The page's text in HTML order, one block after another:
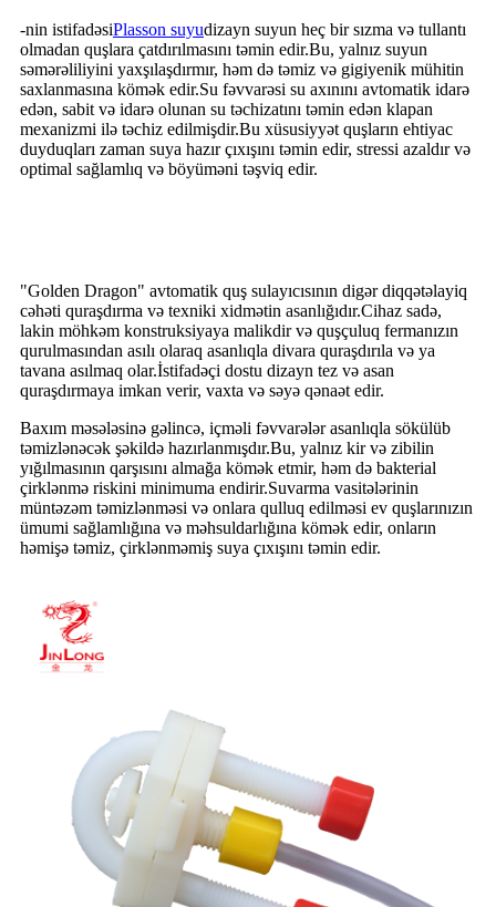
-nin istifadəsiPlasson suyudizayn suyun heç bir sızma və tullantı
olmadan quşlara çatdırılmasını təmin edir.Bu, yalnız suyun
səmərəliliyini yaxşılaşdırmır, həm də təmiz və gigiyenik mühitin
saxlanmasına kömək edir.Su fəvvarəsi su axınını avtomatik idarə
edən, sabit və idarə olunan su təchizatını təmin edən klapan
mexanizmi ilə təchiz edilmişdir.Bu xüsusiyyət quşların ehtiyac
duyduqları zaman suya hazır çıxışını təmin edir, stressi azaldır və
optimal sağlamlıq və böyüməni təşviq edir.
"Golden Dragon" avtomatik quş sulayıcısının digər diqqətəlayiq
cəhəti quraşdırma və texniki xidmətin asanlığıdır.Cihaz sadə,
lakin möhkəm konstruksiyaya malikdir və quşçuluq fermanızın
qurulmasından asılı olaraq asanlıqla divara quraşdırıla və ya
tavana asılmaq olar.İstifadəçi dostu dizayn tez və asan
quraşdırmaya imkan verir, vaxta və səyə qənaət edir.
Baxım məsələsinə gəlincə, içməli fəvvarələr asanlıqla sökülüb
təmizlənəcək şəkildə hazırlanmışdır.Bu, yalnız kir və zibilin
yığılmasının qarşısını almağa kömək etmir, həm də bakterial
çirklənmə riskini minimuma endirir.Suvarma vasitələrinin
müntəzəm təmizlənməsi və onlara qulluq edilməsi ev quşlarınızın
ümumi sağlamlığına və məhsuldarlığına kömək edir, onların
həmişə təmiz, çirklənməmiş suya çıxışını təmin edir.